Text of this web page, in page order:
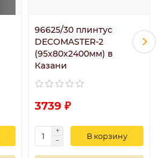
96625/30 плинтус
DECOMASTER-2
(95х80х2400мм) в
Казани
3739 ₽
В корзину